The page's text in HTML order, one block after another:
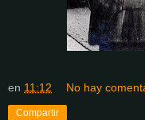
en 11:12 No hay
Compartir